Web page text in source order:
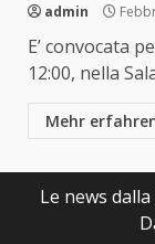
admin
E’ convocata
12:00, nella
Mehr
Le news